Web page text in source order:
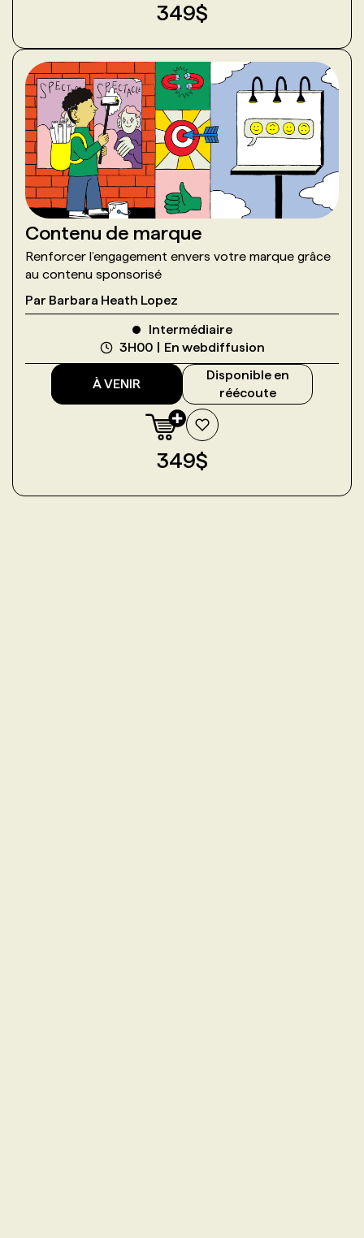
349$
Contenu de marque
Renforcer l’engagement envers votre marque grâce
au contenu sponsorisé
Par Barbara Heath Lopez
Intermédiaire
3H00
En webdiffusion
À VENIR
Disponible en
réécoute
349$